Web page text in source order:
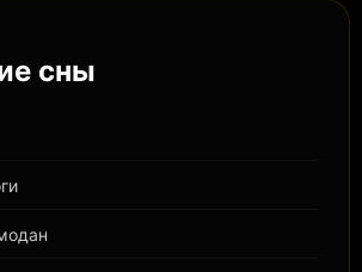
сны